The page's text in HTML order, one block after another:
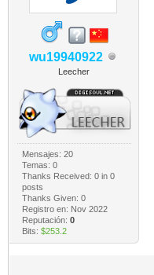
wu19940922
Leecher
Mensajes: 20
Temas: 0
Thanks Received: 0in 0
posts
Thanks Given: 0
Registro en: Nov 2022
Reputación: 0
Bits: $253.2